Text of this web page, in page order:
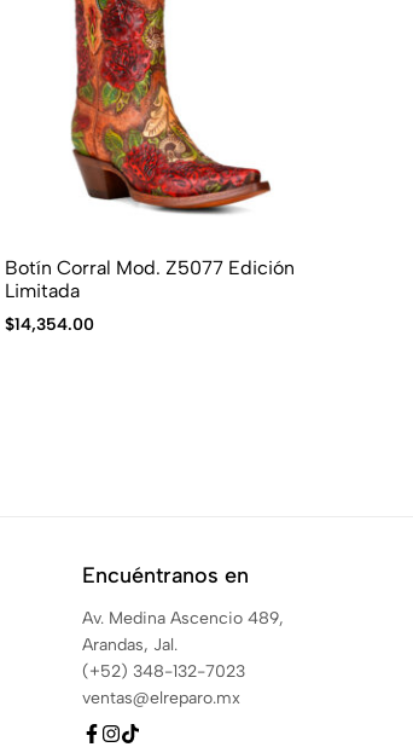
Botín Corral Mod. Z5077 Edición
Limitada
$14,354.00
Encuéntranos en
Av. Medina Ascencio 489,
Arandas, Jal.
(+52) 348-132-7023
ventas@elreparo.mx